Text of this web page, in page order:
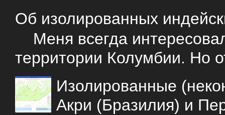
Об изолированных
Меня всегда
территории Колумбии. Но
Изолированные
Акри (Бразилия) и